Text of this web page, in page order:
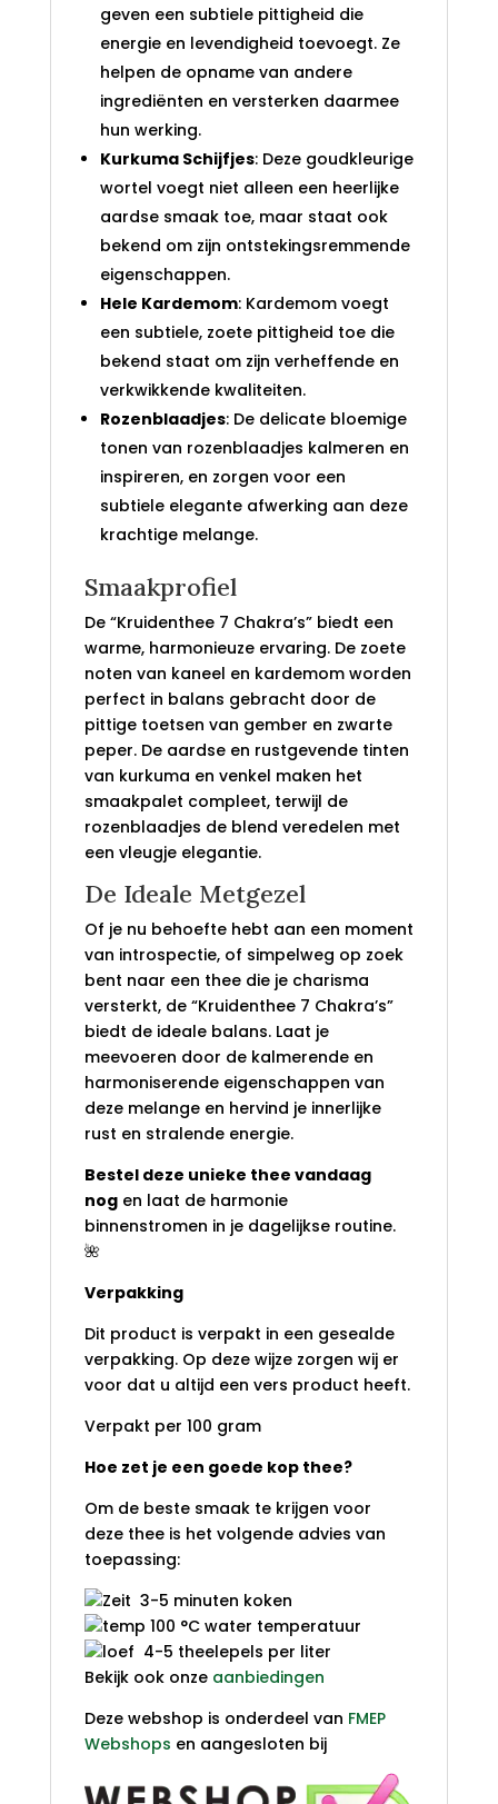
geven een subtiele pittigheid die
energie en levendigheid toevoegt. Ze
helpen de opname van andere
ingrediënten en versterken daarmee
hun werking.
Kurkuma Schijfjes: Deze goudkleurige
wortel voegt niet alleen een heerlijke
aardse smaak toe, maar staat ook
bekend om zijn ontstekingsremmende
eigenschappen.
Hele Kardemom: Kardemom voegt
een subtiele, zoete pittigheid toe die
bekend staat om zijn verheffende en
verkwikkende kwaliteiten.
Rozenblaadjes: De delicate bloemige
tonen van rozenblaadjes kalmeren en
inspireren, en zorgen voor een
subtiele elegante afwerking aan deze
krachtige melange.
Smaakprofiel
De “Kruidenthee 7 Chakra’s” biedt een
warme, harmonieuze ervaring. De zoete
noten van kaneel en kardemom worden
perfect in balans gebracht door de
pittige toetsen van gember en zwarte
peper. De aardse en rustgevende tinten
van kurkuma en venkel maken het
smaakpalet compleet, terwijl de
rozenblaadjes de blend veredelen met
een vleugje elegantie.
De Ideale Metgezel
Of je nu behoefte hebt aan een moment
van introspectie, of simpelweg op zoek
bent naar een thee die je charisma
versterkt, de “Kruidenthee 7 Chakra’s”
biedt de ideale balans. Laat je
meevoeren door de kalmerende en
harmoniserende eigenschappen van
deze melange en hervind je innerlijke
rust en stralende energie.
Bestel deze unieke thee vandaag
nogen laat de harmonie
binnenstromen in je dagelijkse routine.
🌺
Verpakking
Dit product is verpakt in een gesealde
verpakking. Op deze wijze zorgen wij er
voor dat u altijd een vers product heeft.
Verpakt per 100 gram
Hoe zet je een goede kop thee?
Om de beste smaak te krijgen voor
deze thee is het volgende advies van
toepassing:
3-5 minuten koken
100 °C water temperatuur
4-5 theelepels per liter
Bekijk ook onze aanbiedingen
Deze webshop is onderdeel van FMEP
Webshops en aangesloten bij